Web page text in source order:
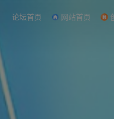
论坛首页 网站首页